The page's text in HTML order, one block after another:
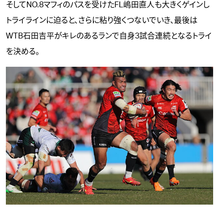
そしてNO.8マフィのパスを受けたFL嶋田直人も大きくゲインし
トライラインに迫ると、さらに粘り強くつないでいき、最後は
WTB石田吉平がキレのあるランで自身3試合連続となるトライ
を決める。